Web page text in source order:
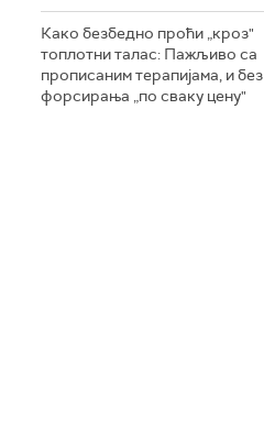
Како безбедно проћи „кроз"
топлотни талас: Пажљиво са
прописаним терапијама, и без
форсирања „по сваку цену"